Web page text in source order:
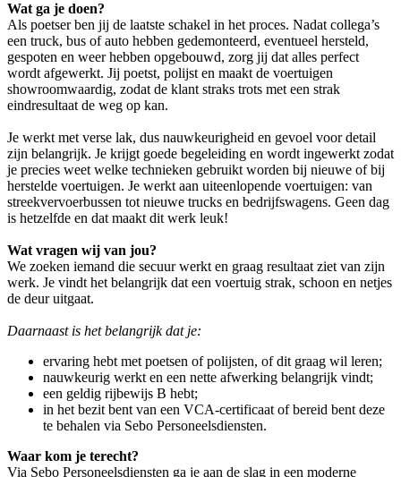
Wat ga je doen?
Als poetser ben jij de laatste schakel in het proces. Nadat collega’s
een truck, bus of auto hebben gedemonteerd, eventueel hersteld,
gespoten en weer hebben opgebouwd, zorg jij dat alles perfect
wordt afgewerkt. Jij poetst, polijst en maakt de voertuigen
showroomwaardig, zodat de klant straks trots met een strak
eindresultaat de weg op kan.
Je werkt met verse lak, dus nauwkeurigheid en gevoel voor detail
zijn belangrijk. Je krijgt goede begeleiding en wordt ingewerkt zodat
je precies weet welke technieken gebruikt worden bij nieuwe of bij
herstelde voertuigen. Je werkt aan uiteenlopende voertuigen: van
streekvervoerbussen tot nieuwe trucks en bedrijfswagens. Geen dag
is hetzelfde en dat maakt dit werk leuk!
Wat vragen wij van jou?
We zoeken iemand die secuur werkt en graag resultaat ziet van zijn
werk. Je vindt het belangrijk dat een voertuig strak, schoon en netjes
de deur uitgaat.
Daarnaast is het belangrijk dat je:
ervaring hebt met poetsen of polijsten, of dit graag wil leren;
nauwkeurig werkt en een nette afwerking belangrijk vindt;
een geldig rijbewijs B hebt;
in het bezit bent van een VCA-certificaat of bereid bent deze
te behalen via Sebo Personeelsdiensten.
Waar kom je terecht?
Via Sebo Personeelsdiensten ga je aan de slag in een moderne